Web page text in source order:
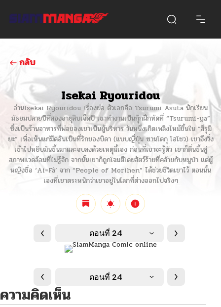
กลับ
Isekai Ryouridou
อ่านIsekai Ryouridou เรื่องย่อ ตัวเอกคือ Tsurumi Asuta นักเรียน
มัธยมปลายปีที่สองอายุสิบเจ็ดปี เขาทำงานเป็นกุ๊กฝึกหัดที่ “Tsurumi-ya”
ซึ่งเป็นร้านอาหารที่พ่อของเขาเป็นผู้บริหาร วันหนึ่งเกิดเพลิงไหม้ขึ้นใน “สึรุมิ
ยะ” เพื่อเห็นแก่มีดอันเป็นที่รักของบิดา (แบบญี่ปุ่น ซานโตกุ โฮโชว) เขาจึงวิ่ง
เข้าไปหยิบมันขึ้นมาและจบลงด้วยเหตุนี้เอง ก่อนที่เขาจะรู้ตัว เขาก็ตื่นขึ้นสู่
สภาพแวดล้อมที่ไม่รู้จัก จากนั้นเขาก็ถูกโจมตีโดยสัตว์ร้ายที่คล้ายกับหมูป่า แต่ผู้
หญิงชื่อ ‘Ai=Fâ’ จาก “People of Morihen” ได้ช่วยชีวิตเขาไว้ ตอนนั้น
เองที่เขาตระหนักว่าเขาอยู่ในโลกที่ต่างออกไปจริงๆ
ตอนที่ 24
ตอนที่ 24
ความคิดเห็น